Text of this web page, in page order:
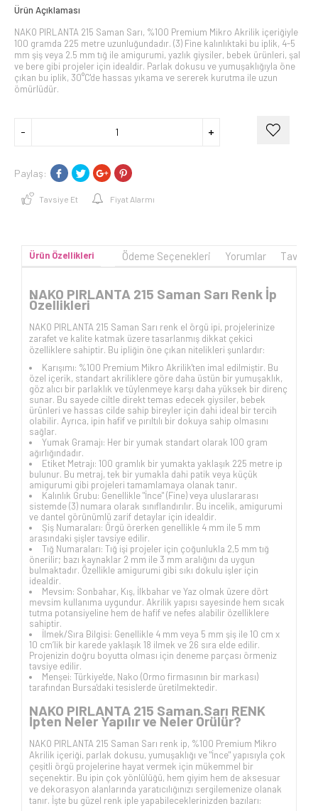
Ürün Açıklaması
NAKO PIRLANTA 215 Saman Sarı, %100 Premium Mikro Akrilik içeriğiyle
100 gramda 225 metre uzunluğundadır. (3) Fine kalınlıktaki bu iplik, 4-5
mm şiş veya 2.5 mm tığ ile amigurumi, yazlık giysiler, bebek ürünleri, şal
ve bere gibi projeler için idealdir. Parlak dokusu ve yumuşaklığıyla öne
çıkan bu iplik, 30°C'de hassas yıkama ve sererek kurutma ile uzun
ömürlüdür.
Paylaş:
Tavsiye Et Fiyat Alarmı
Ürün Özellikleri Ödeme Seçenekleri Yorumlar
NAKO PIRLANTA 215 Saman Sarı Renk İp
Özellikleri
NAKO PIRLANTA 215 Saman Sarı renk el örgü ipi, projelerinize
zarafet ve kalite katmak üzere tasarlanmış dikkat çekici
özelliklere sahiptir. Bu ipliğin öne çıkan nitelikleri şunlardır:
Karışımı: %100 Premium Mikro Akrilik'ten imal edilmiştir. Bu
özel içerik, standart akriliklere göre daha üstün bir yumuşaklık,
göz alıcı bir parlaklık ve tüylenmeye karşı daha yüksek bir direnç
sunar. Bu sayede ciltle direkt temas edecek giysiler, bebek
ürünleri ve hassas cilde sahip bireyler için dahi ideal bir tercih
olabilir. Ayrıca, ipin hafif ve pırıltılı bir dokuya sahip olmasını
sağlar.
Yumak Gramajı: Her bir yumak standart olarak 100 gram
ağırlığındadır.
Etiket Metrajı: 100 gramlık bir yumakta yaklaşık 225 metre ip
bulunur. Bu metraj, tek bir yumakla dahi patik veya küçük
amigurumi gibi projeleri tamamlamaya olanak tanır.
Kalınlık Grubu: Genellikle "İnce" (Fine) veya uluslararası
sistemde (3) numara olarak sınıflandırılır. Bu incelik, amigurumi
ve dantel görünümlü zarif detaylar için idealdir.
Şiş Numaraları: Örgü örerken genellikle 4 mm ile 5 mm
arasındaki şişler tavsiye edilir.
Tığ Numaraları: Tığ işi projeler için çoğunlukla 2,5 mm tığ
önerilir; bazı kaynaklar 2 mm ile 3 mm aralığını da uygun
bulmaktadır. Özellikle amigurumi gibi sıkı dokulu işler için
idealdir.
Mevsim: Sonbahar, Kış, İlkbahar ve Yaz olmak üzere dört
mevsim kullanıma uygundur. Akrilik yapısı sayesinde hem sıcak
tutma potansiyeline hem de hafif ve nefes alabilir özelliklere
sahiptir.
İlmek/Sıra Bilgisi: Genellikle 4 mm veya 5 mm şiş ile 10 cm x
10 cm’lik bir karede yaklaşık 18 ilmek ve 26 sıra elde edilir.
Projenizin doğru boyutta olması için deneme parçası örmeniz
tavsiye edilir.
Menşei: Türkiye'de, Nako (Ormo firmasının bir markası)
tarafından Bursa'daki tesislerde üretilmektedir.
NAKO PIRLANTA 215 Saman Sarı RENK
İpten Neler Yapılır ve Neler Örülür?
NAKO PIRLANTA 215 Saman Sarı renk ip, %100 Premium Mikro
Akrilik içeriği, parlak dokusu, yumuşaklığı ve "İnce" yapısıyla çok
çeşitli örgü projelerine hayat vermek için mükemmel bir
seçenektir. Bu ipin çok yönlülüğü, hem giyim hem de aksesuar
ve dekorasyon alanlarında yaratıcılığınızı sergilemenize olanak
tanır. İşte bu güzel renk iple yapabileceklerinizden bazıları: